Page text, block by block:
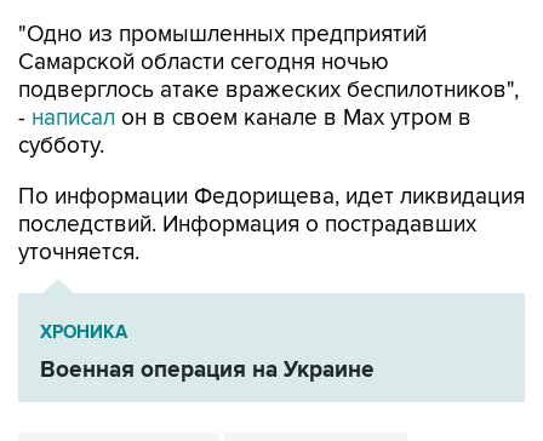
"Одно из промышленных предприятий
Самарской области сегодня ночью
подверглось атаке вражеских беспилотников",
- написал он в своем канале в Max утром в
субботу.
По информации Федорищева, идет ликвидация
последствий. Информация о пострадавших
уточняется.
ХРОНИКА
Военная операция на Украине